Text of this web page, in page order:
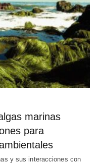
marinas
para
y sus interacciones con